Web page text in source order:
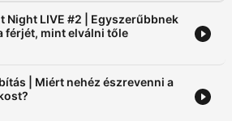
Night LIVE #2 | Egyszerűbbnek
férjét, mint elválni tőle
| Miért nehéz észrevenni a